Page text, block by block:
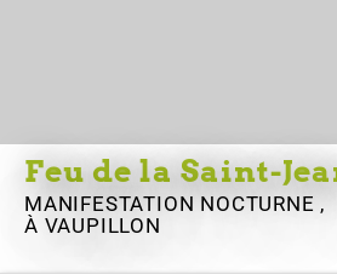
Feu de la Saint-
MANIFESTATION NOCTURNE ,
À VAUPILLON